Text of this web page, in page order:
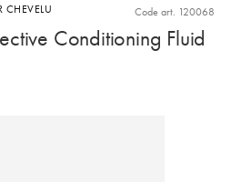
CHEVELU Code art. 120068
Conditioning Fluid